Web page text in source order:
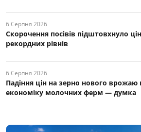
6 Серпня 2026
Скорочення посівів підштовхнуло
рекордних рівнів
6 Серпня 2026
Падіння цін на зерно нового
економіку молочних ферм — думка